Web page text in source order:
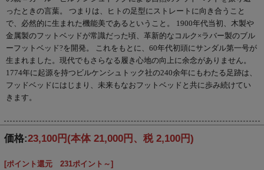
ったときの言葉。 つまりは、ヒトの足型にストレートに向き合うこと
で、必然的に生まれた機能美であるということ。 1900年代当初、木製や
金属製のフットベッドが常識だった頃、革新的なコルク×ラバー製のブル
ーフットベッド?を開発。 これをもとに、60年代初頭にサンダル第一号が
生まれました。現代でもさらなる履き心地の向上に余念がありません。
1774年に起源を持つビルケンシュトック社の240余年にもわたる足跡は、
フッドベッドにはじまり、未来もなおフットベッドと共に歩み続けてい
きます。
価格:23,100円 (本体 21,000円、税 2,100円)
[ポイント還元 231ポイント～]